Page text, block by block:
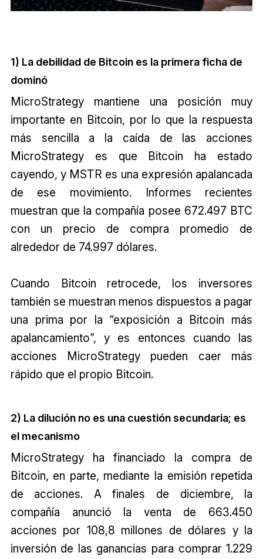
1) La debilidad de Bitcoin es la primera ficha de
dominó
MicroStrategy mantiene una posición muy
importante en Bitcoin, por lo que la respuesta
más sencilla a la caída de las acciones
MicroStrategy es que Bitcoin ha estado
cayendo, y MSTR es una expresión apalancada
de ese movimiento. Informes recientes
muestran que la compañía posee 672.497 BTC
con un precio de compra promedio de
alrededor de 74.997 dólares.
Cuando Bitcoin retrocede, los inversores
también se muestran menos dispuestos a pagar
una prima por la “exposición a Bitcoin más
apalancamiento”, y es entonces cuando las
acciones MicroStrategy pueden caer más
rápido que el propio Bitcoin.
2) La dilución no es una cuestión secundaria; es
el mecanismo
MicroStrategy ha financiado la compra de
Bitcoin, en parte, mediante la emisión repetida
de acciones. A finales de diciembre, la
compañía anunció la venta de 663.450
acciones por 108,8 millones de dólares y la
inversión de las ganancias para comprar 1.229